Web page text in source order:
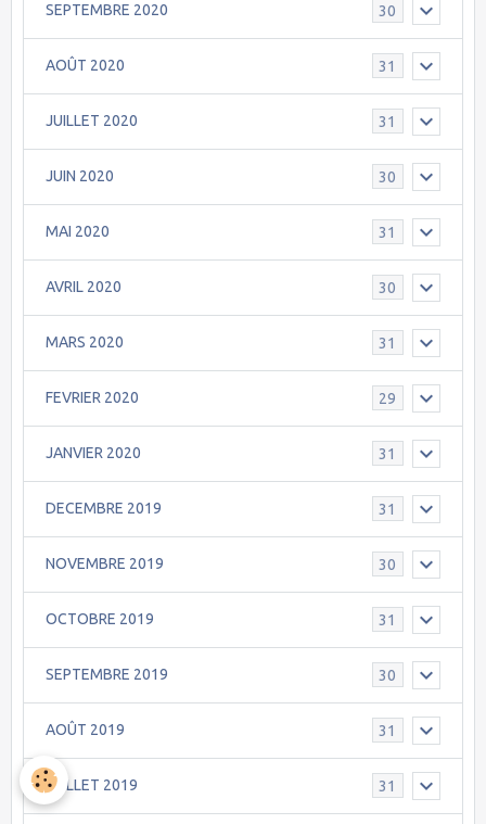
SEPTEMBRE 2020 30
AOÛT 2020 31
JUILLET 2020 31
JUIN 2020 30
MAI 2020 31
AVRIL 2020 30
MARS 2020 31
FEVRIER 2020 29
JANVIER 2020 31
DECEMBRE 2019 31
NOVEMBRE 2019 30
OCTOBRE 2019 31
SEPTEMBRE 2019 30
AOÛT 2019 31
JUILLET 2019 31